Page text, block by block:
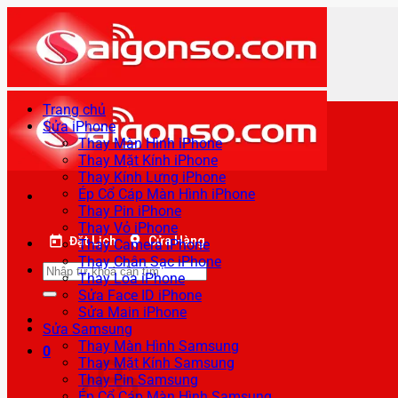
qua
nội
dung
Đặt Lịch Cửa Hàng
Tìm
kiếm:
0
Trang chủ
Sửa iPhone
Thay Màn Hình iPhone
Thay Mặt Kính iPhone
Thay Kính Lưng iPhone
Ép Cổ Cáp Màn Hình iPhone
Thay Pin iPhone
Thay Vỏ iPhone
Thay Camera iPhone
Thay Chân Sạc iPhone
Thay Loa iPhone
Sửa Face ID iPhone
Sửa Main iPhone
Sửa Samsung
Thay Màn Hình Samsung
Thay Mặt Kính Samsung
Thay Pin Samsung